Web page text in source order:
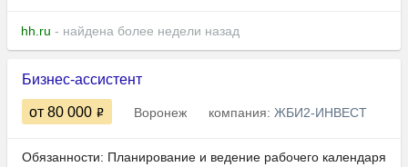
hh.ru - найдена более недели назад
Бизнес-ассистент
от 80 000 Воронеж компания: ЖБИ2-ИНВЕСТ
Обязанности: Планирование и ведение рабочего календаря